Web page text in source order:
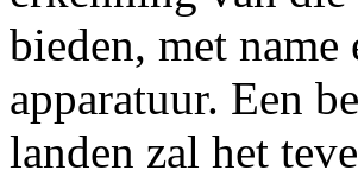
bieden, met name
apparatuur. Een
landen zal het